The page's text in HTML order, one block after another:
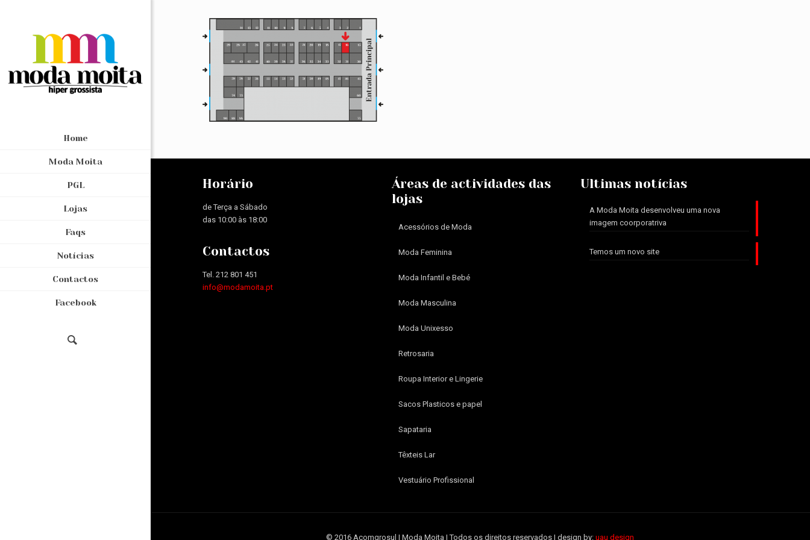
Home
Moda Moita
PGL
Lojas
Faqs
Notícias
Contactos
Facebook
Horário
de Terça a Sábado
das 10:00 às 18:00
Contactos
Tel. 212 801 451
info@modamoita.pt
Áreas de actividades das
lojas
Acessórios de Moda
Moda Feminina
Moda Infantil e Bebé
Moda Masculina
Moda Unixesso
Retrosaria
Roupa Interior e Lingerie
Sacos Plasticos e papel
Sapataria
Têxteis Lar
Vestuário Profissional
Ultimas notícias
A Moda Moita desenvolveu uma nova
imagem coorporatriva
Temos um novo site
© 2016 Acomgrosul | Moda Moita | Todos os direitos reservados | design by:uau design